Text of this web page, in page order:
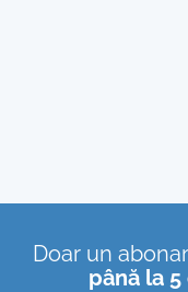
Doar un
până la